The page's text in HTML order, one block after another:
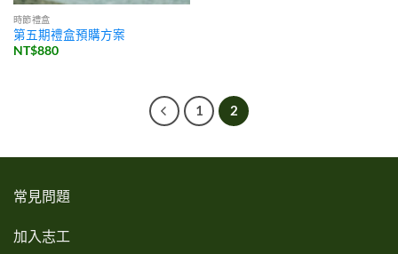
時節禮盒
第五期禮盒預購方案
NT$880
1 2
常見問題
加入志工